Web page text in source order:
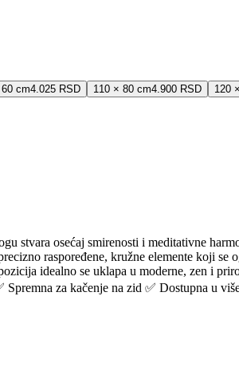
cm4.025 RSD 110 × 80 cm4.900 RSD 120
stvara osećaj smirenosti i meditativne
raspoređene, kružne elemente koji
idealno se uklapa u moderne, zen i
za kačenje na zid ✅ Dostupna u